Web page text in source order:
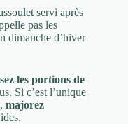
servi après
pas les
dimanche d’hiver
les portions de
Si c’est l’unique
majorez